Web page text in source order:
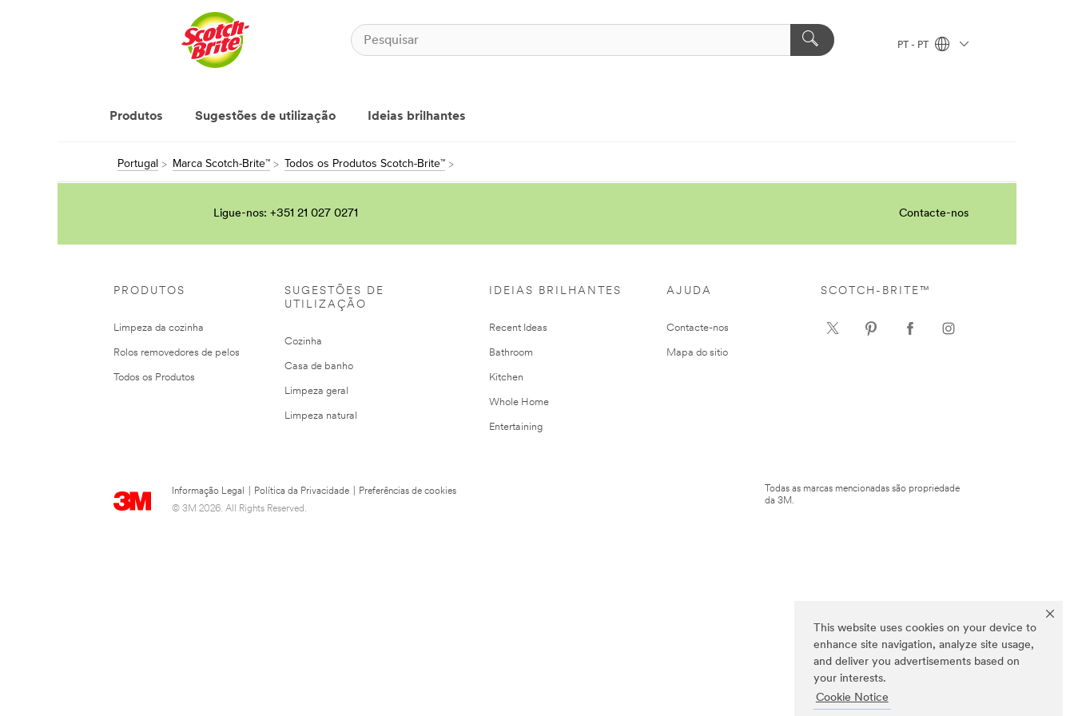
This website uses cookies on your device to
enhance site navigation, analyze site usage,
and deliver you advertisements based on
your interests.
Cookie Notice
PT - PT
Produtos Sugestões de utilização Ideias brilhantes
Portugal Marca Scotch-Brite™ Todos os Produtos Scotch-Brite™
Ligue-nos: +351 21 027 0271 Contacte-nos
PRODUTOS
Limpeza da cozinha
Rolos removedores de pelos
Todos os Produtos
SUGESTÕES DE
UTILIZAÇÃO
Cozinha
Casa de banho
Limpeza geral
Limpeza natural
IDEIAS BRILHANTES
Recent Ideas
Bathroom
Kitchen
Whole Home
Entertaining
AJUDA
Contacte-nos
Mapa do sitio
Informação Legal Política da Privacidade
Preferências de cookies
© 3M 2026. All Rights Reserved.
SCOTCH-BRITE™
Todas as marcas mencionadas são propriedade
da 3M.